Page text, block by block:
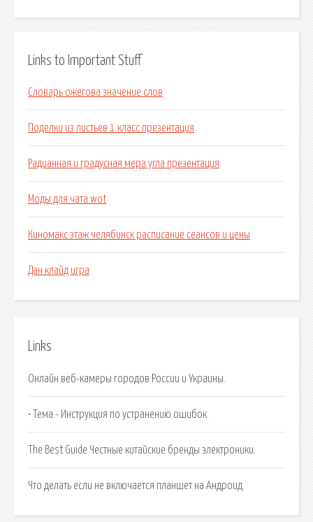
Links to Important Stuff
Словарь ожегова значение слов
Поделки из листьев 1 класс презентация
Радианная и градусная мера угла презентация
Моды для чата wot
Киномакс этаж челябинск расписание сеансов и цены
Дан клайд игра
Links
Онлайн веб-камеры городов России и Украины.
• Тема - Инструкция по устранению ошибок.
The Best Guide Честные китайские бренды электроники.
Что делать если не включается планшет на Андроид.